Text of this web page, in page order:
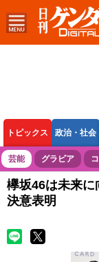
トピックス 政治・社会
ボートレース 競輪
芸能 グラビア
欅坂46は未来
決意表明